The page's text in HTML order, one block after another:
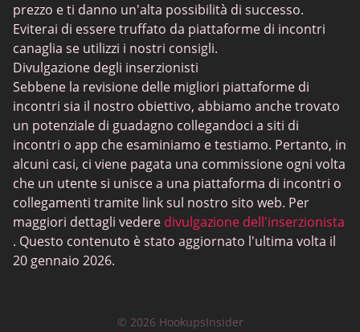
Skout
AdultFriendFinder
Be2
Flingster
SDC
Zoosk
DirtyRoulette
OurTime
TenderMeets
FetLife
prezzo e ti danno un'alta possibilità di successo.
Eviterai di essere truffato da piattaforme di incontri
canaglia se utilizzi i nostri consigli.
Divulgazione degli inserzionisti
Sebbene la revisione delle migliori piattaforme di
incontri sia il nostro obiettivo, abbiamo anche trovato
un potenziale di guadagno collegandoci a siti di
incontri o app che esaminiamo e testiamo. Pertanto, in
alcuni casi, ci viene pagata una commissione ogni volta
che un utente si unisce a una piattaforma di incontri o
collegamenti tramite link sul nostro sito web. Per
maggiori dettagli vedere divulgazione dell'inserzionista
. Questo contenuto è stato aggiornato l'ultima volta il
20 gennaio 2026.
© 2026 HookupsInsider